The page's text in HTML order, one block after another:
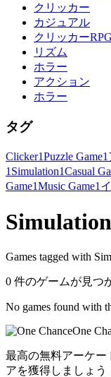
クリッカー
カジュアル
クリッカーRPG
リズム
ホラー
アクション
ホラー
タグ
Clicker1Puzzle Game1
1 Simulation1Casual
Game1Music Game1
Simulation
Games tagged with
0 件のゲームが見つ
No games found with
One
最高の無料アーケー
アを獲得しましょ